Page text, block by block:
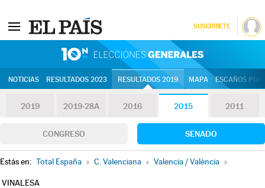
SUSCRÍBETE
NOTICIAS RESULTADOS 2023 RESULTADOS 2019 MAPA ESCAÑOS
2019 2019-28A 2016 2015 2011
CONGRESO SENADO
Estás en: Total España » C. Valenciana » Valencia / València »
VINALESA